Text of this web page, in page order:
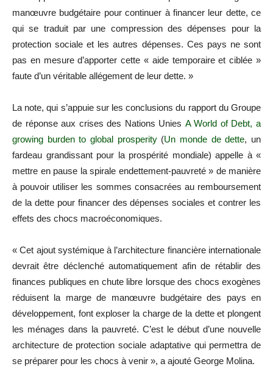
manœuvre budgétaire pour continuer à financer leur dette, ce
qui se traduit par une compression des dépenses pour la
protection sociale et les autres dépenses. Ces pays ne sont
pas en mesure d’apporter cette « aide temporaire et ciblée »
faute d’un véritable allégement de leur dette. »
La note, qui s’appuie sur les conclusions du rapport du Groupe
de réponse aux crises des Nations Unies A World of Debt, a
growing burden to global prosperity(Un monde de dette, un
fardeau grandissant pour la prospérité mondiale) appelle à «
mettre en pause la spirale endettement-pauvreté » de manière
à pouvoir utiliser les sommes consacrées au remboursement
de la dette pour financer des dépenses sociales et contrer les
effets des chocs macroéconomiques.
« Cet ajout systémique à l’architecture financière internationale
devrait être déclenché automatiquement afin de rétablir des
finances publiques en chute libre lorsque des chocs exogènes
réduisent la marge de manœuvre budgétaire des pays en
développement, font exploser la charge de la dette et plongent
les ménages dans la pauvreté. C’est le début d’une nouvelle
architecture de protection sociale adaptative qui permettra de
se préparer pour les chocs à venir », a ajouté George Molina.